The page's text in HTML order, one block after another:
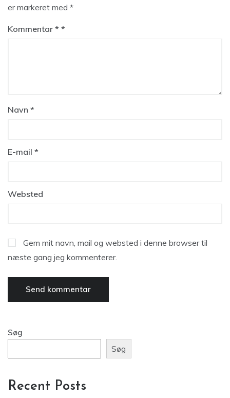
er markeret med *
Kommentar *
Navn *
E-mail *
Websted
Gem mit navn, mail og websted i denne browser til
næste gang jeg kommenterer.
Søg
Søg
Recent Posts